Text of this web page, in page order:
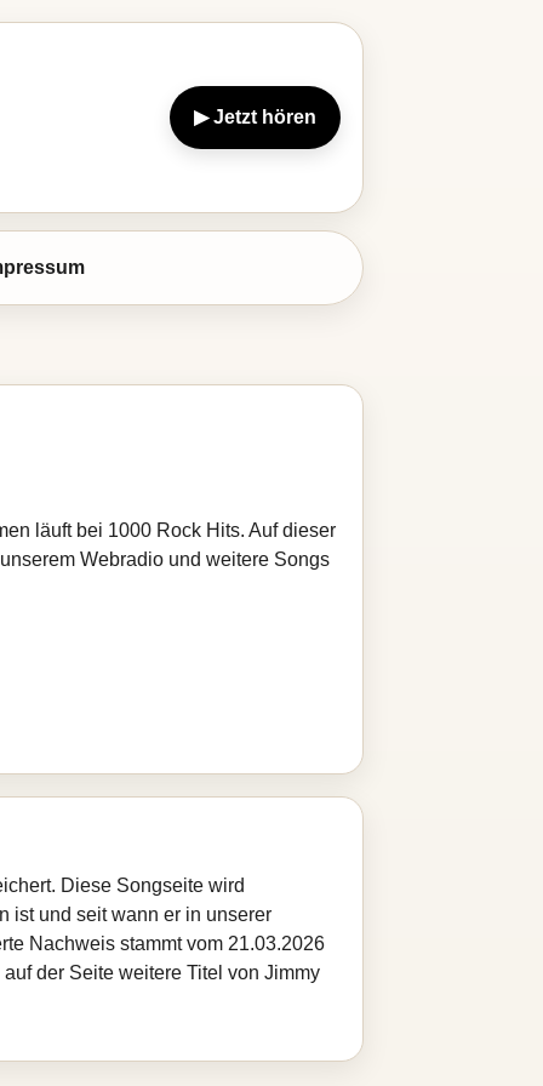
▶ Jetzt hören
läuft bei 1000 Rock Hits. Auf dieser
Webradio und weitere Songs
Diese Songseite wird
ist und seit wann er in unserer
Nachweis stammt vom 21.03.2026
der Seite weitere Titel von Jimmy